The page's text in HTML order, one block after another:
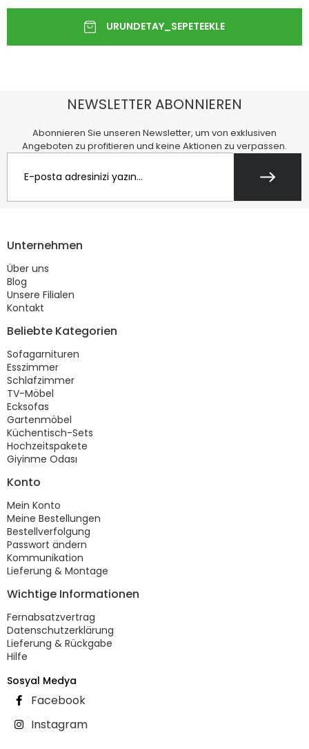
NEWSLETTER ABONNIEREN
Abonnieren Sie unseren Newsletter, um von exklusiven
Angeboten zu profitieren und keine Aktionen zu verpassen.
Unternehmen
Über uns
Blog
Unsere Filialen
Kontakt
Beliebte Kategorien
Sofagarnituren
Esszimmer
Schlafzimmer
TV-Möbel
Ecksofas
Gartenmöbel
Küchentisch-Sets
Hochzeitspakete
Giyinme Odası
Konto
Mein Konto
Meine Bestellungen
Bestellverfolgung
Passwort ändern
Kommunikation
Lieferung & Montage
Wichtige Informationen
Fernabsatzvertrag
Datenschutzerklärung
Lieferung & Rückgabe
Hilfe
Sosyal Medya
Facebook
Instagram